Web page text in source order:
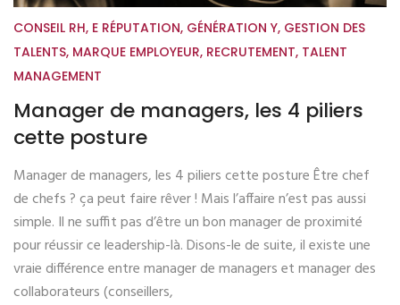
CONSEIL RH, E RÉPUTATION, GÉNÉRATION Y, GESTION DES
TALENTS, MARQUE EMPLOYEUR, RECRUTEMENT, TALENT
MANAGEMENT
Manager de managers, les 4 piliers
cette posture
Manager de managers, les 4 piliers cette posture Être chef
de chefs ? ça peut faire rêver ! Mais l’affaire n’est pas aussi
simple. Il ne suffit pas d’être un bon manager de proximité
pour réussir ce leadership-là. Disons-le de suite, il existe une
vraie différence entre manager de managers et manager des
collaborateurs (conseillers,